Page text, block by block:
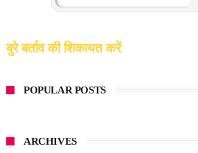
बुरे बर्ताव की शिकायत करें
POPULAR POSTS
ARCHIVES